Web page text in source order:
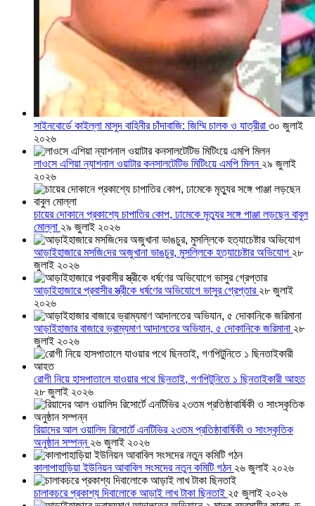
সাইনবোর্ডে কাইল্লা মাসুদ বাহিনীর চাঁদাবাজি: জিম্মি চালক ও যাত্রীরা ৩০ জুলাই
২০২৬
লাওসে এশিয়া ন্যাশনাল ওয়াটার কনসালটেটিভ মিটিংয়ে এমপি মিলন ২৯ জুলাই
২০২৬
চায়ের দোকানে প্রকাশ্যে চাপাতির কোপ, ঢামেকে মৃত্যুর সঙ্গে পাঞ্জা লড়ছেন বাবুল
মোল্লা ২৯ জুলাই ২০২৬
আড়াইহাজারে মস‌জি‌দের অজুখানা ভাঙচুর, মুসল্লিকে হত্যাচেষ্টার অভিযোগ ২৮
জুলাই ২০২৬
আড়াইহাজারে প্রবাসীর স্ত্রীকে ধর্ষণের অভিযোগে ভাসুর গ্রেপ্তার ২৮ জুলাই
২০২৬
আড়াইহাজার বাজারে ভ্রাম্যমাণ আদালতের অভিযান, ৫ দোকানিকে জরিমানা ২৮
জুলাই ২০২৬
রোগী নিয়ে হাসপাতালে যাওয়ার পথে ছিনতাই, গণপিটুনিতে ১ ছিনতাইকারী আহত
২৮ জুলাই ২০২৬
রিয়াদের আল ওয়ালিদ রিসোর্টে এনটিভির ২৩তম প্রতিষ্ঠাবার্ষিকী ও সাংস্কৃতিক
অনুষ্ঠান সম্পন্ন ২৬ জুলাই ২০২৬
কালাপাহাড়িয়া ইউনিয়ন আবাবিল সংসদের নতুন কমিটি গঠন ২৬ জুলাই ২০২৬
চালাকচরে প্রকাশ্য দিবালোকে আড়াই লাখ টাকা ছিনতাই ২৫ জুলাই ২০২৬